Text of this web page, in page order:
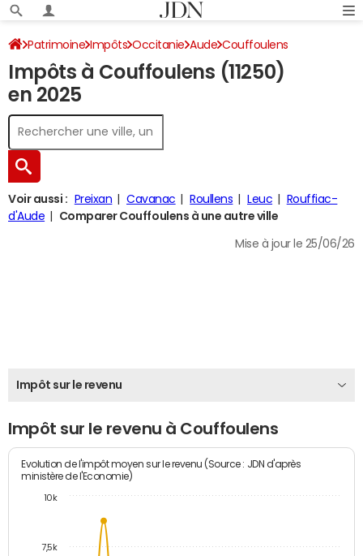
Patrimoine Impôts Occitanie Aude Couffoulens
Impôt sur le revenu
Impôts à Couffoulens (11250)
en 2025
Voir aussi : Preixan Cavanac Roullens Leuc
Rouffiac-
d'Aude
Comparer Couffoulens à une autre ville
Mise à jour le 25/06/26
Impôt sur le revenu
Impôt sur le revenu à Couffoulens
Evolution de l'impôt moyen sur le revenu (Source : JDN d'après
ministère de l'Economie)
7,5k
10k